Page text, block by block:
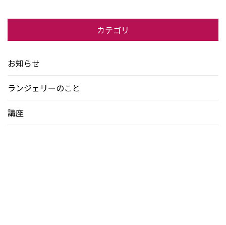
カテゴリ
お知らせ
ランジェリーのこと
講座